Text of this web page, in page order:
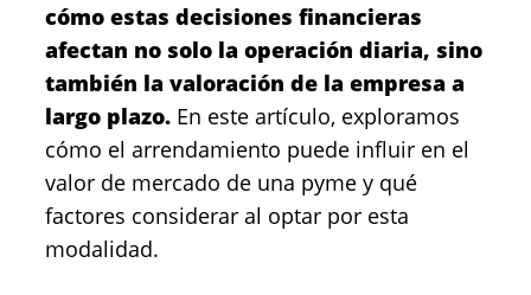
cómo estas decisiones financieras
afectan no solo la operación diaria, sino
también la valoración de la empresa a
largo plazo. En este artículo, exploramos
cómo el arrendamiento puede influir en el
valor de mercado de una pyme y qué
factores considerar al optar por esta
modalidad.